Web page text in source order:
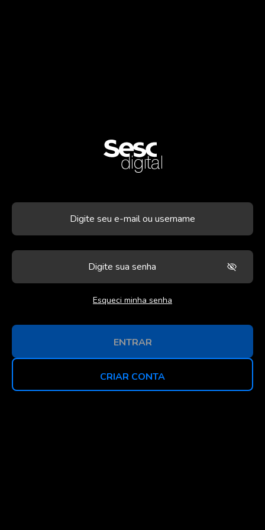
Esqueci minha senha
ENTRAR
CRIAR CONTA